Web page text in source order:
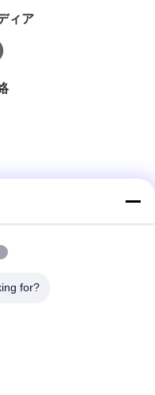
ィア
町、チャンシュー都市、
for?